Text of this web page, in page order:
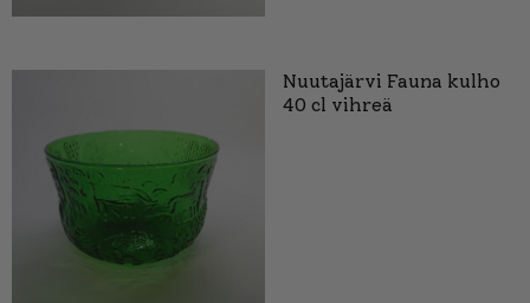
Nuutajärvi Fauna kulho
40 cl vihreä